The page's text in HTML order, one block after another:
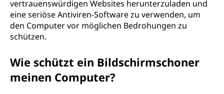
vertrauenswürdigen Websites herunterzuladen und
eine seriöse Antiviren-Software zu verwenden, um
den Computer vor möglichen Bedrohungen zu
schützen.
Wie schützt ein Bildschirmschoner
meinen Computer?